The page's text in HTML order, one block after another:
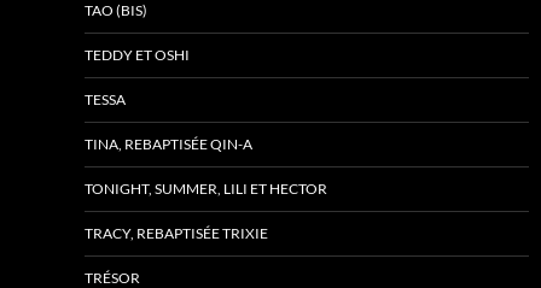
TAO (BIS)
TEDDY ET OSHI
TESSA
TINA, REBAPTISÉE QIN-A
TONIGHT, SUMMER, LILI ET HECTOR
TRACY, REBAPTISÉE TRIXIE
TRÉSOR